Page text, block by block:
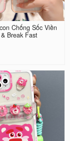
Chống Sốc Viền
Break Fast